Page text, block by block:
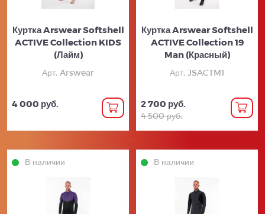
Куртка Arswear Softshell
ACTIVE Collection KIDS
(Лайм)
Арт. Arswear
4 000 руб.
Куртка Arswear Softshell
ACTIVE Collection 19
Man (Красный)
Арт. JSACTM1
2 700 руб.
4 500 руб.
В наличии В наличии